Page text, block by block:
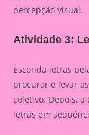
percepção visual.
Atividade 3:
Esconda letras
procurar e levar
coletivo. Depois,
letras em